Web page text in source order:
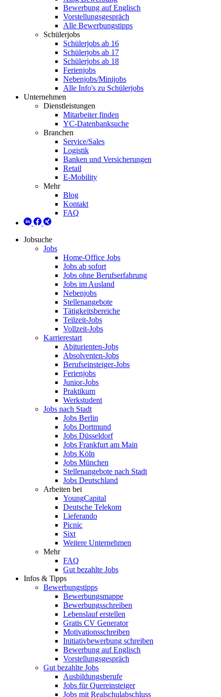
Bewerbung auf Englisch
Vorstellungsgespräch
Alle Bewerbungstipps
Schülerjobs
Schülerjobs ab 16
Schülerjobs ab 17
Schülerjobs ab 18
Ferienjobs
Nebenjobs/Minijobs
Alle Info's zu Schülerjobs
Unternehmen
Dienstleistungen
Mitarbeiter finden
YC-Datenbanksuche
Branchen
Service/Sales
Logistik
Banken und Versicherungen
Retail
E-Mobility
Mehr
Blog
Kontakt
FAQ
Jobsuche
Jobs
Home-Office Jobs
Jobs ab sofort
Jobs ohne Berufserfahrung
Jobs im Ausland
Nebenjobs
Stellenangebote
Tätigkeitsbereiche
Teilzeit-Jobs
Vollzeit-Jobs
Karrierestart
Abiturienten-Jobs
Absolventen-Jobs
Berufseinsteiger-Jobs
Ferienjobs
Junior-Jobs
Praktikum
Werkstudent
Jobs nach Stadt
Jobs Berlin
Jobs Dortmund
Jobs Düsseldorf
Jobs Frankfurt am Main
Jobs Köln
Jobs München
Stellenangebote nach Stadt
Jobs Deutschland
Arbeiten bei
YoungCapital
Deutsche Telekom
Lieferando
Picnic
Sixt
Weitere Unternehmen
Mehr
FAQ
Gut bezahlte Jobs
Infos & Tipps
Bewerbungstipps
Bewerbungsmappe
Bewerbungsschreiben
Lebenslauf erstellen
Gratis CV Generator
Motivationsschreiben
Initiativbewerbung schreiben
Bewerbung auf Englisch
Vorstellungsgespräch
Gut bezahlte Jobs
Ausbildungsberufe
Jobs für Quereinsteiger
Jobs mit Realschulabschluss